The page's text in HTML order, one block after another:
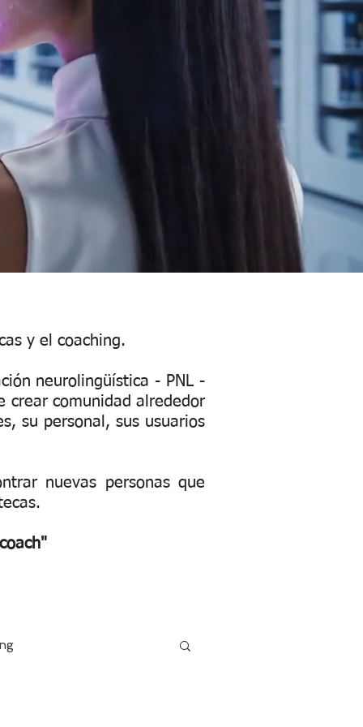
y el coaching.
neurolingüística - PNL -
crear comunidad alrededor
su personal, sus usuarios
nuevas personas que